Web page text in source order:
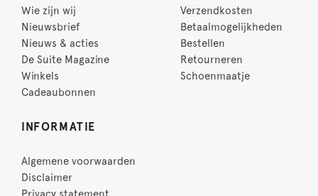
Wie zijn wij
Nieuwsbrief
Nieuws & acties
De Suite Magazine
Winkels
Cadeaubonnen
Verzendkosten
Betaalmogelijkheden
Bestellen
Retourneren
Schoenmaatje
INFORMATIE
Algemene voorwaarden
Disclaimer